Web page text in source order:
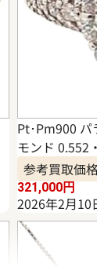
Pt･Pm900 パラ
モンド 0.552・
参考買取価格
321,000円
2026年2月10日